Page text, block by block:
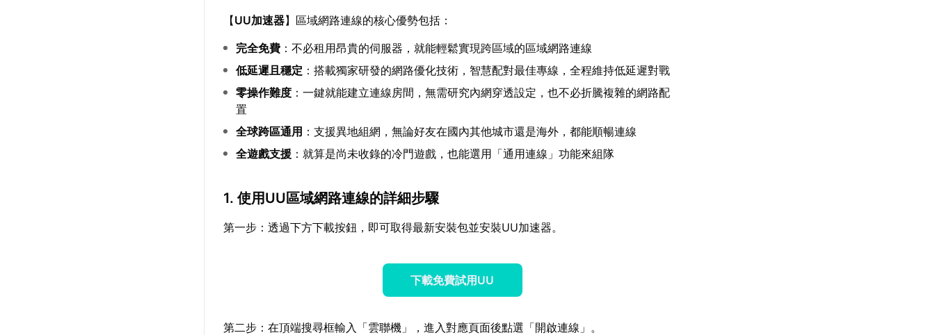
【UU加速器】區域網路連線的核心優勢包括：
完全免費 ：不必租用昂貴的伺服器，就能輕鬆實現跨區域的區域網路連線
低延遲且穩定 ：搭載獨家研發的網路優化技術，智慧配對最佳專線，全程維持低延遲對戰
零操作難度 ：一鍵就能建立連線房間，無需研究內網穿透設定，也不必折騰複雜的網路配
置
全球跨區通用 ：支援異地組網，無論好友在國內其他城市還是海外，都能順暢連線
全遊戲支援 ：就算是尚未收錄的冷門遊戲，也能選用「通用連線」功能來組隊
1. 使用UU區域網路連線的詳細步驟
第一步：透過下方下載按鈕，即可取得最新安裝包並安裝UU加速器。
下載免費試用UU
第二步：在頂端搜尋框輸入「雲聯機」，進入對應頁面後點選「開啟連線」。